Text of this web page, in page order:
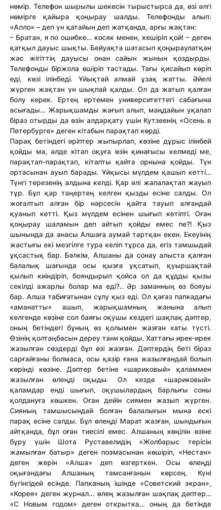
нөмір. Телефон шырылы шекесін тырыстырса да, өзі әлгі
нөмірге қайыра қоңырау шалды. Телефонды алып:
«Алло» – деп үн қатайын деп жатқанда, арғы жақтан:
– Братан, я по ошибке… косяк менен, кешіріп қой! – деген
қатқыл дауыс шықты. Бейуақта шатасып қоңыраулатқан
жас жігіт­тің дауысы онан сайын жынын қоздырды.
Телефонды біржола өшіріп тастады. Тағы қисайып көріп
еді, көзі ілінбеді. Ұйықтай алмай ұзақ жат­ты. Әйелі
жүрген жақтан үн шықпай қалды. Ол да жатып қалған
болу керек. Ертең ертемен университет­тегі сабағына
асығады… Жарықшамды жағып алып, маңдайын уқалап
біраз отырды да өзін алдарқату үшін Кутзеенің «Осень в
Петербурге» деген кітабын парақтап көрді.
Парақ бетіндегі әріптер жыпырлап, көзіне дұрыс ілінбей
қойды ма, әлде кітап оқуға өзін қинағысы келмеді ме,
парақтап-парақтап, кітапты қайта орнына қойды. Түн
ортасынан ауып барады. Ұйқысы мүлдем қашып кет­ті…
Түнгі терезенің алдына келді. Қар әлі жапалақтап жауып
тұр. Бұл қар таңертең келген қызды есіне салды. Ол
жоғалтып алған бір нәрсесін қайта тауып алғандай
қуанып кет­ті. Қыз мүлдем есінен шығып кетіпті. Оған
қоңырау шаламын деп айтып қойды емес пе?! Қыз
шынында да анасы Алшаға аумай тартқан екен. Екеуінің
жастығы екі мезгілге тура келіп тұрса да, егіз тамшыдай
ұқсастық бар. Бәлкім, Алшаны да сонау алыста қалған
балалық шағында осы қызға ұқсатып, қуыршақтай
қылып киіндіріп, бояндырып қойса ол да құдды қызы
секілді ажарлы болар ма еді?.. Әр заманның өз бояуы
бар. Алша табиғатынан сұлу қыз еді. Ол қағаз папкадағы
«аманат­ты» ашып, жарықшамның жанына алып
келгенде көзіне сол баяғы оқушы кез­дегі шақпақ дәптер,
оның бетіндегі бұның өз қолымен жазған хаты түсті.
Өзінің қолтаңбасын дереу тани қойды. Хат­тағы ирек-ирек
жазылған сөздерді бұл өзі жазған. Дәптердің беті біраз
сарғайғаны болмаса, осы қазір ғана жазылғандай болып
көрінді көзіне. Дәптер бетіне «шариковый» қаламмен
жазылған өлеңді оқыды. Ол кез­де «шариковый»
қаламдар енді шығып, оқушылардың барлығы соны
қолдануға көшкен. Оған дейін сиямен жазып жүрген.
Сияның тамшысындай болған балалығын мына ескі
парақ есіне салды. Бұл өлеңді Марат жазған, шындығын
айтқанда, бұл оған тиесілі емес. Алшаның көңілін өзіне
бұру үшін Шота Руставелидің «Жолбарыс терісін
жамылған батыр» деген поэмасынан көшіріп, «Нестан»
деген жерін «Алша» деп өзгерткен. Осы өлеңді
оқығандағы Алшаның тамсанғанын көрсең. Күні
бүгінгідей есінде. Папканың ішінде «Советский экран»,
«Корея» деген журнал… өлең жазылған шақпақ дәптер…
«С Новым годом» деген открытка… оның да бетінде